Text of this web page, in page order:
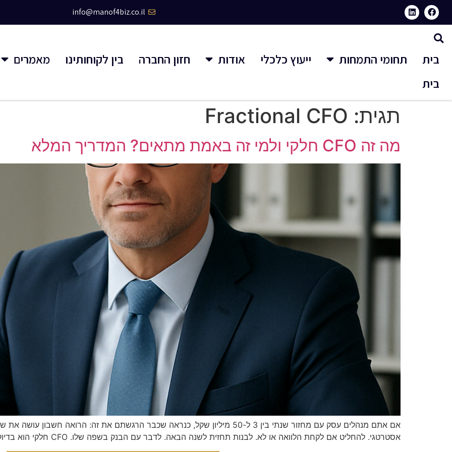
info@manof4biz.co.il
בית תחומי התמחות ייעוץ כלכלי אודות חזון החברה בין לקוחותינו
מאמרים
בית
תגית: Fractional CFO
מה זה CFO חלקי ולמי זה באמת מתאים? המדריך המלא
אם אתם מנהלים עסק עם מחזור שנתי בין 3 ל-50 מיליון שקל, כנראה שכבר הרגשתם את זה:
אסטרטגי. להחליט אם לקחת הלוואה או לא. לבנות תחזית לשנה הבאה. לדבר עם הבנק בשפה שלו. CFO חלקי הוא בדיוק התשובה לזה — ובמאמר הזה נפרק […]